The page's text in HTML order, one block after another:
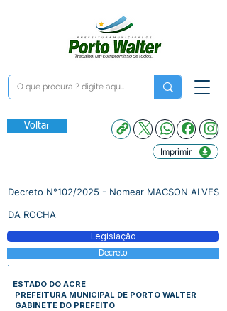
Voltar
Imprimir
Decreto N°102/2025 - Nomear MACSON ALVES
DA ROCHA
Legislação
Decreto
ESTADO DO ACRE
PREFEITURA MUNICIPAL DE PORTO WALTER
GABINETE DO PREFEITO